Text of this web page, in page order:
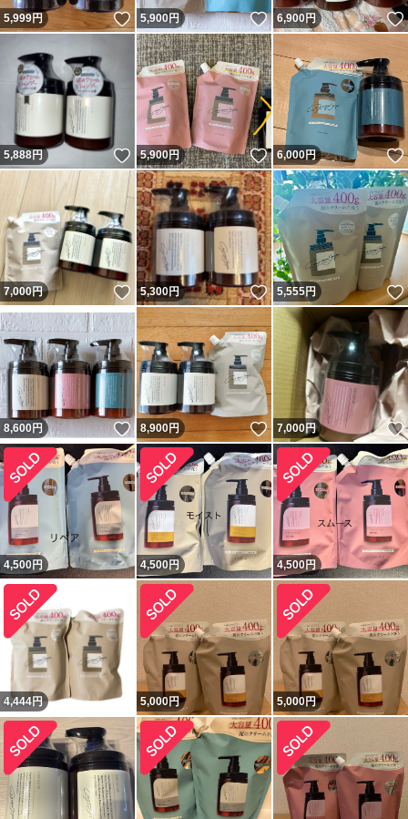
5,999円 いいね！
5,900円 いいね！
6,900円
5,888円 いいね！
5,900円 いいね！
6,000円
7,000円 いいね！
5,300円 いいね！
5,555円
8,600円 いいね！
8,900円 いいね！
7,000円
4,500円 4,500円 4,500円
4,444円 5,000円 5,000円